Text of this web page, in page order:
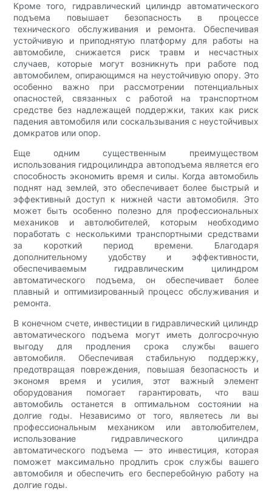
Кроме того, гидравлический цилиндр автоматического
подъема повышает безопасность в процессе
технического обслуживания и ремонта. Обеспечивая
устойчивую и приподнятую платформу для работы на
автомобиле, снижается риск травм и несчастных
случаев, которые могут возникнуть при работе под
автомобилем, опирающимся на неустойчивую опору. Это
особенно важно при рассмотрении потенциальных
опасностей, связанных с работой на транспортном
средстве без надлежащей поддержки, таких как риск
падения автомобиля или соскальзывания с неустойчивых
домкратов или опор.
Еще одним существенным преимуществом
использования гидроцилиндра автоподъема является его
способность экономить время и силы. Когда автомобиль
поднят над землей, это обеспечивает более быстрый и
эффективный доступ к нижней части автомобиля. Это
может быть особенно полезно для профессиональных
механиков и автолюбителей, которым необходимо
поработать с несколькими транспортными средствами
за короткий период времени. Благодаря
дополнительному удобству и эффективности,
обеспечиваемым гидравлическим цилиндром
автоматического подъема, он обеспечивает более
плавный и оптимизированный процесс обслуживания и
ремонта.
В конечном счете, инвестиции в гидравлический цилиндр
автоматического подъема могут иметь долгосрочную
выгоду для продления срока службы вашего
автомобиля. Обеспечивая стабильную поддержку,
предотвращая повреждения, повышая безопасность и
экономя время и усилия, этот важный элемент
оборудования помогает гарантировать, что ваш
автомобиль останется в оптимальном состоянии на
долгие годы. Независимо от того, являетесь ли вы
профессиональным механиком или автолюбителем,
использование гидравлического цилиндра
автоматического подъема — это инвестиция, которая
поможет максимально продлить срок службы вашего
автомобиля и обеспечить его бесперебойную работу на
долгие годы.